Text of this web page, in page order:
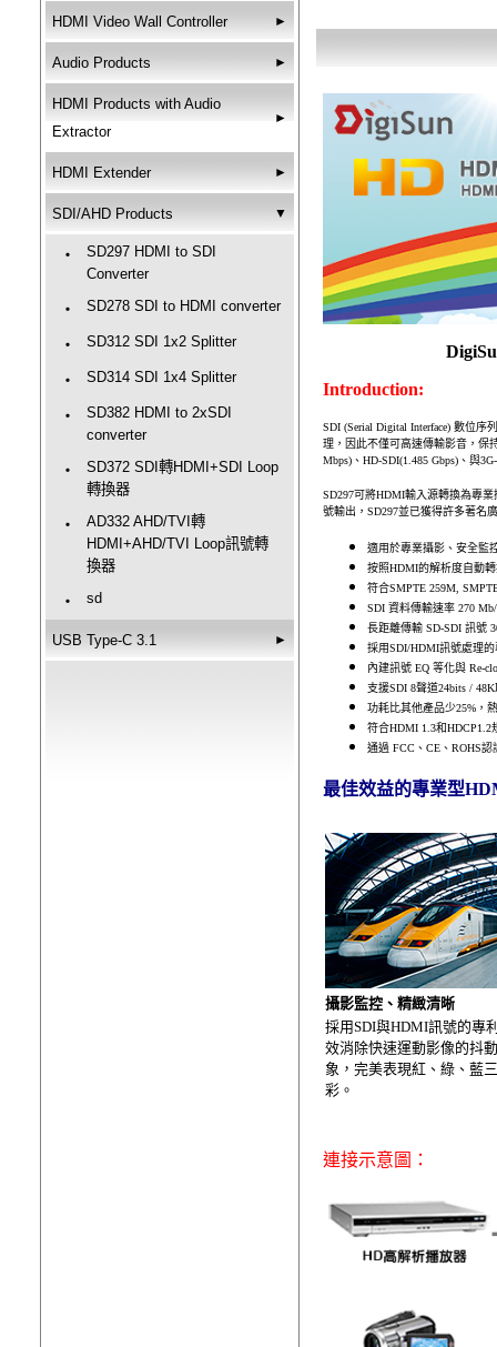
HDMI Video Wall Controller ►
Audio Products ►
HDMI Products with Audio
Extractor
►
HDMI Extender ►
SDI/AHD Products ▼
‧
SD297 HDMI to SDI
Converter
‧ SD278 SDI to HDMI converter
‧ SD312 SDI 1x2 Splitter
‧ SD314 SDI 1x4 Splitter
‧
SD382 HDMI to 2xSDI
converter
‧
SD372 SDI轉HDMI+SDI Loop
轉換器
‧
AD332 AHD/TVI轉
HDMI+AHD/TVI Loop訊號轉
換器
‧ sd
USB Type-C 3.1 ►
Introduction:
SDI (Serial Digital Interface) 數位
理，因此不僅可高速傳輸影音，保
Mbps)、HD-SDI(1.485 Gbps)、與
SD297可將HDMI輸入源轉換為專
號輸出，SD297並已獲得許多著名
適用於專業攝影、安全監
按照HDMI的解析度自動
符合SMPTE 259M,
SDI 資料傳輸速率 270
長距離傳輸 SD-SDI 訊號
採用SDI/HDMI訊號處理
內建訊號 EQ 等化與 Re-
支援SDI 8聲道24bits /
功耗比其他產品少25%，
符合HDMI 1.3和
通過 FCC、CE、ROHS認
最佳效益的專業型
攝影監控、精緻清晰
採用SDI與HDMI訊號的專
效消除快速運動影像的抖
象，完美表現紅、綠、藍
彩。
連接示意圖：